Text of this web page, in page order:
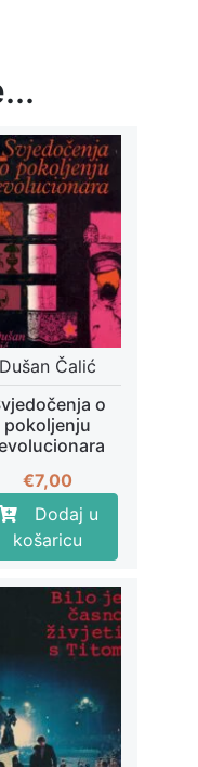
Dušan Čalić
o
pokoljenju
€7,00
Dodaj u
košaricu